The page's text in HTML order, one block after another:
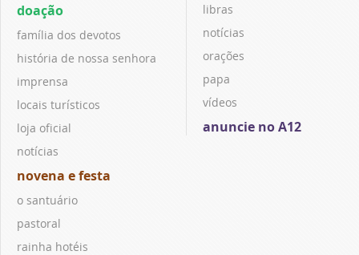
doação
família dos devotos
história de nossa senhora
imprensa
locais turísticos
loja oficial
notícias
novena e festa
o santuário
pastoral
rainha hotéis
libras
notícias
orações
papa
vídeos
anuncie no A12